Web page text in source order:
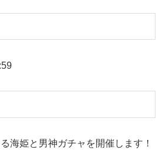
海姫と男神ガチャを開催します！